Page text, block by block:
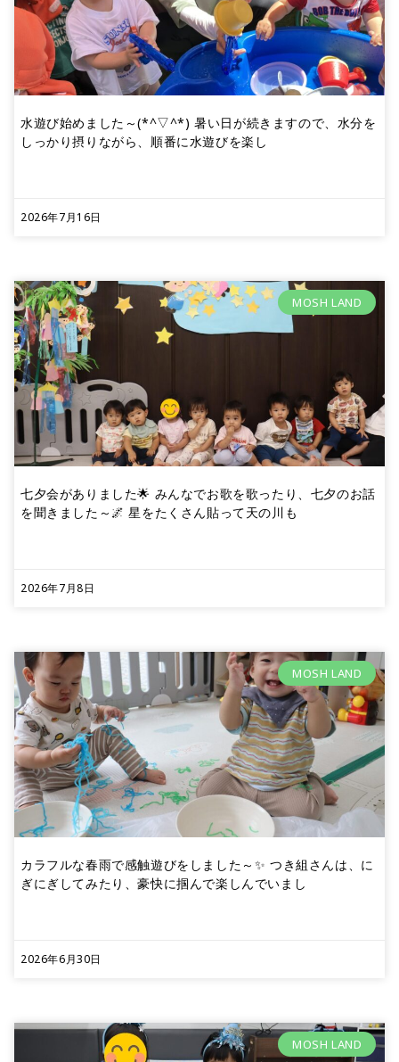
水遊び始めました～(*^▽^*) 暑い日が続きますので、水分を
しっかり摂りながら、順番に水遊びを楽し
2026年7月16日
MOSH LAND
七夕会がありました🌟 みんなでお歌を歌ったり、七夕のお話
を聞きました～🌌 星をたくさん貼って天の川も
2026年7月8日
MOSH LAND
カラフルな春雨で感触遊びをしました～✨ つき組さんは、に
ぎにぎしてみたり、豪快に掴んで楽しんでいまし
2026年6月30日
MOSH LAND